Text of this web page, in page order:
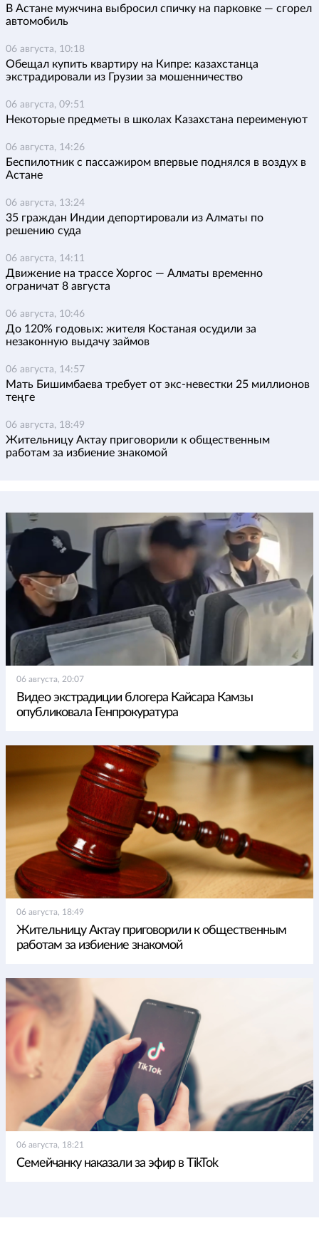
В Астане мужчина выбросил спичку на парковке — сгорел
автомобиль
06 августа, 10:18
Обещал купить квартиру на Кипре: казахстанца
экстрадировали из Грузии за мошенничество
06 августа, 09:51
Некоторые предметы в школах Казахстана переименуют
06 августа, 14:26
Беспилотник с пассажиром впервые поднялся в воздух в
Астане
06 августа, 13:24
35 граждан Индии депортировали из Алматы по
решению суда
06 августа, 14:11
Движение на трассе Хоргос — Алматы временно
ограничат 8 августа
06 августа, 10:46
До 120% годовых: жителя Костаная осудили за
незаконную выдачу займов
06 августа, 14:57
Мать Бишимбаева требует от экс-невестки 25 миллионов
теңге
06 августа, 18:49
Жительницу Актау приговорили к общественным
работам за избиение знакомой
06 августа, 20:07
Видео экстрадиции блогера Кайсара Камзы
опубликовала Генпрокуратура
06 августа, 18:49
Жительницу Актау приговорили к общественным
работам за избиение знакомой
06 августа, 18:21
Семейчанку наказали за эфир в TikTok